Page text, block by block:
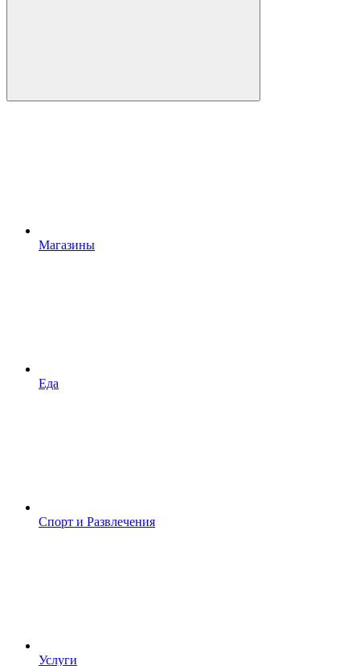
Магазины
Еда
Спорт и Развлечения
Услуги